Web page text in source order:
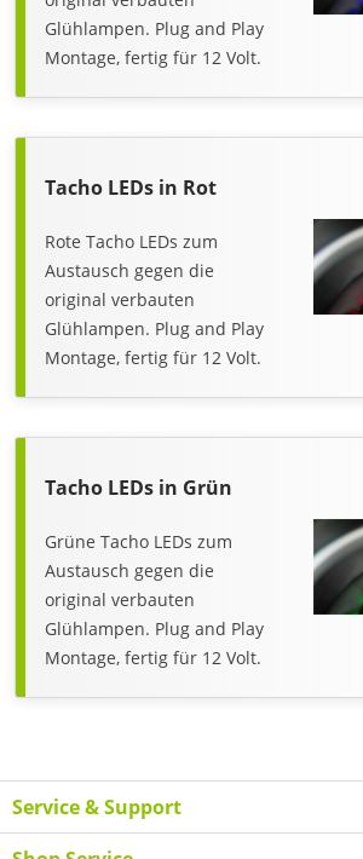
Glühlampen. Plug and Play
Montage, fertig für 12 Volt.
Tacho LEDs in Rot
Rote Tacho LEDs zum
Austausch gegen die
original verbauten
Glühlampen. Plug and Play
Montage, fertig für 12 Volt.
Tacho LEDs in Grün
Grüne Tacho LEDs zum
Austausch gegen die
original verbauten
Glühlampen. Plug and Play
Montage, fertig für 12 Volt.
Service & Support